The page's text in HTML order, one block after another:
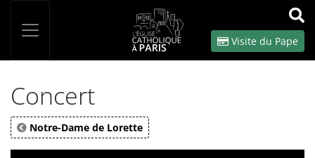
OK
Visite du Pape
Concert
Notre-Dame de Lorette
Panneau de gestion des cookies